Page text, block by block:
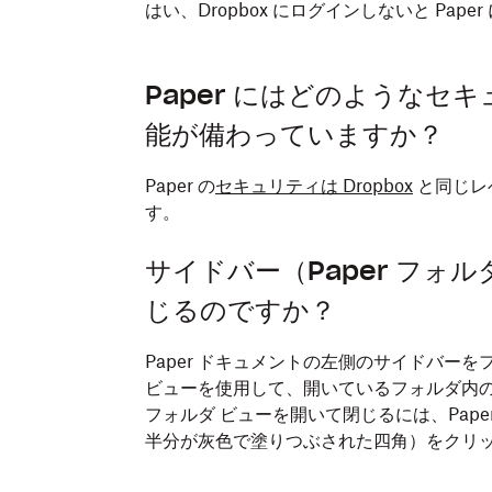
はい、Dropbox にログインしないと Paper
Paper にはどのようなセキ
能が備わっていますか？
Paper のセキュリティは Dropbox と同じ
す。
サイドバー（Paper フォル
じるのですか？
Paper ドキュメントの左側のサイドバーを
ビューを使用して、開いているフォルダ
フォルダ ビューを開いて閉じるには、
半分が灰色で塗りつぶされた四角）をクリ